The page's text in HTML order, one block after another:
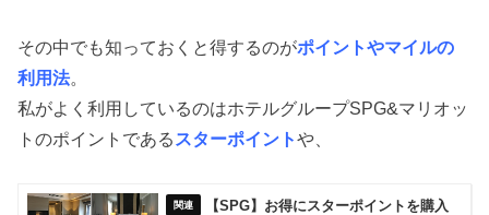
その中でも知っておくと得するのがポイントやマイルの
利用法。
私がよく利用しているのはホテルグループSPG&マリオッ
トのポイントである スターポイントや、
【SPG】お得にスターポイントを購入